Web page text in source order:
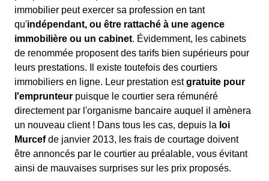
immobilier peut exercer sa profession en tant
qu'indépendant, ou être rattaché à une agence
immobilière ou un cabinet. Évidemment, les cabinets
de renommée proposent des tarifs bien supérieurs pour
leurs prestations. Il existe toutefois des courtiers
immobiliers en ligne. Leur prestation estgratuite pour
l'emprunteur puisque le courtier sera rémunéré
directement par l'organisme bancaire auquel il amènera
un nouveau client ! Dans tous les cas, depuis la loi
Murcefde janvier 2013, les frais de courtage doivent
être annoncés par le courtier au préalable, vous évitant
ainsi de mauvaises surprises sur les prix proposés.